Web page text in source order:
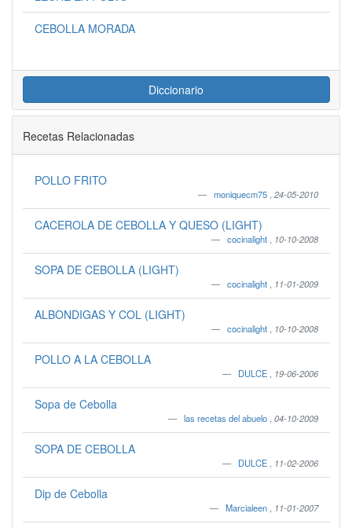
CEBOLLA MORADA
Diccionario
Recetas Relacionadas
POLLO FRITO
moniquecm75 24-05-2010
CACEROLA DE CEBOLLA Y QUESO (LIGHT)
cocinalight 10-10-2008
SOPA DE CEBOLLA (LIGHT)
cocinalight 11-01-2009
ALBONDIGAS Y COL (LIGHT)
cocinalight 10-10-2008
POLLO A LA CEBOLLA
DULCE 19-06-2006
Sopa de Cebolla
las recetas del abuelo 04-10-2009
SOPA DE CEBOLLA
DULCE 11-02-2006
Dip de Cebolla
Marcialeen 11-01-2007